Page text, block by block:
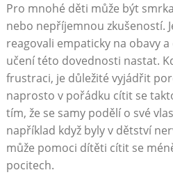
Pro mnohé děti může být
nebo nepříjemnou zkušeností.
reagovali empaticky na obavy
učení této dovednosti nastat.
frustraci, je důležité vyjádřit
naprosto v pořádku cítit se
tím, že se samy podělí o své
například když byly v dětství
může pomoci dítěti cítit se
pocitech.